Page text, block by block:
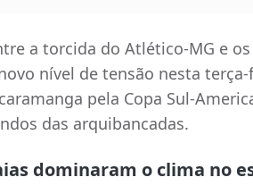
a torcida do Atlético-MG e
nível de tensão nesta
pela Copa Sul-
das arquibancadas.
dominaram o clima no